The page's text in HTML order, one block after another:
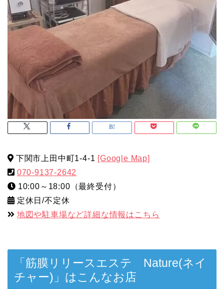
下関市上田中町1-4-1 [Google Map]
070-9137-2642
10:00～18:00（最終受付）
定休日/不定休
地図や駐車場など詳細な情報はこちら
「筋膜リリースエステ Nature(ネイ
チャー)」はこんなお店